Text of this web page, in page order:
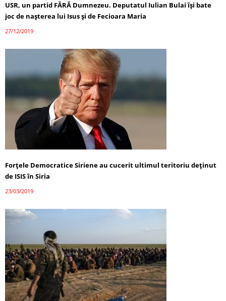
USR, un partid FĂRĂ Dumnezeu. Deputatul Iulian Bulai își bate
joc de nașterea lui Isus și de Fecioara Maria
27/12/2019
Forţele Democratice Siriene au cucerit ultimul teritoriu deţinut
de ISIS în Siria
23/03/2019